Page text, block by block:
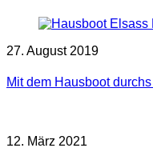
27. August 2019
Mit dem Hausboot
12. März 2021